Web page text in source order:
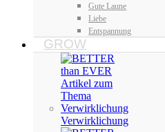
Gute Laune
Liebe
Entspannung
GROW
Verwirklichung